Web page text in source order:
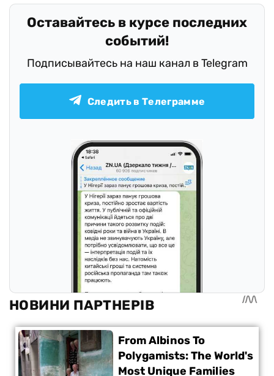
Оставайтесь в курсе последних
событий!
Подписывайтесь на наш канал в Telegram
Следить в Телеграмме